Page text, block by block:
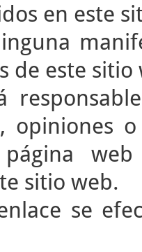
en este
de este sitio
opiniones
sitio web.
se